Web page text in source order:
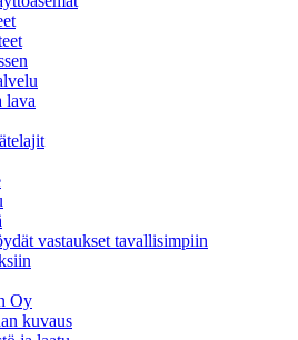
lava
vastaukset tavallisimpiin
Oy
kuvaus